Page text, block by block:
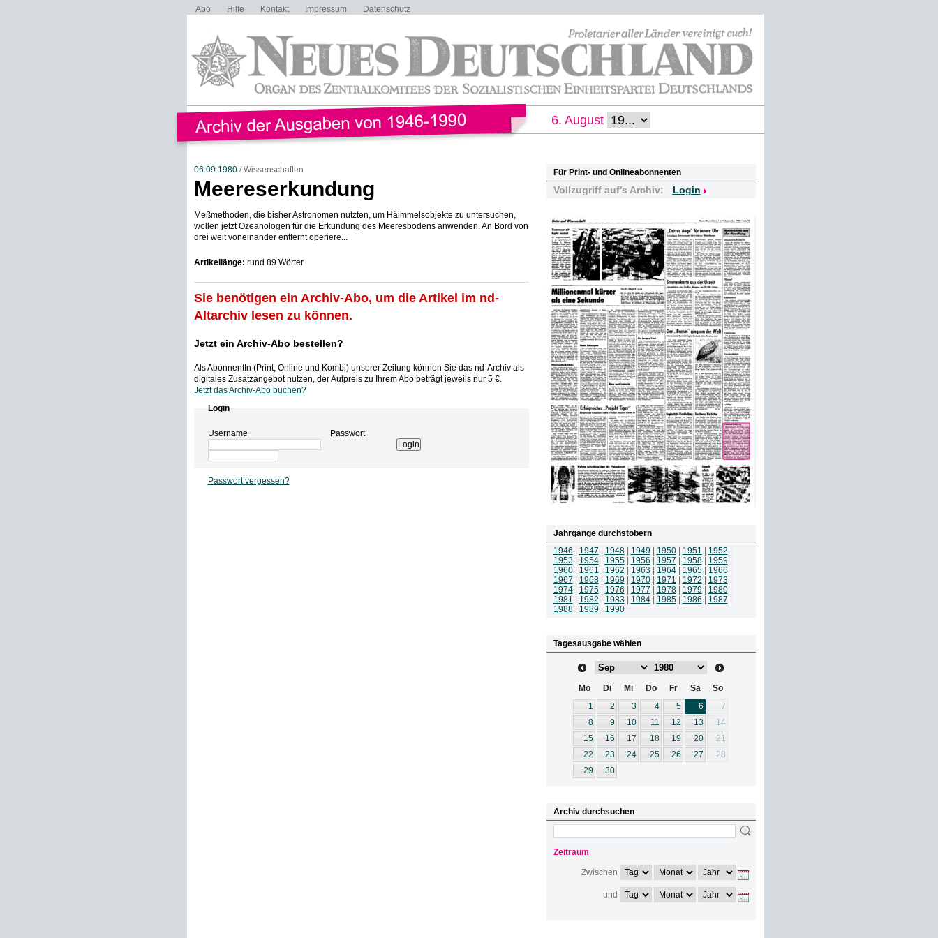
Abo Hilfe Kontakt Impressum Datenschutz
6. August
06.09.1980/ Wissenschaften
Meereserkundung
Meßmethoden, die bisher Astronomen nutzten, um Häimmelsobjekte zu untersuchen,
wollen jetzt Ozeanologen für die Erkundung des Meeresbodens anwenden. An Bord von
drei weit voneinander entfernt operiere...
Artikellänge: rund 89 Wörter
Sie benötigen ein Archiv-Abo, um die Artikel im nd-
Altarchiv lesen zu können.
Jetzt ein Archiv-Abo bestellen?
Als AbonnentIn (Print, Online und Kombi) unserer Zeitung können Sie das nd-Archiv als
digitales Zusatzangebot nutzen, der Aufpreis zu Ihrem Abo beträgt jeweils nur 5 €.
Jetzt das Archiv-Abo buchen?
Login
Username Passwort
Passwort vergessen?
Für Print- und Onlineabonnenten
Vollzugriff auf's Archiv: Login
Jahrgänge durchstöbern
1946
1947 1948| 1949 1950| 1951 1952
1953
1954| 1955| 1956 1957 1958| 1959
1960| 1961 1962 1963 1964| 1965| 1966
1967
1968| 1969 1970| 1971 1972 1973
1974| 1975| 1976 1977 1978| 1979 1980|
1981
1982 1983 1984| 1985| 1986 1987
1988| 1989 1990
Tagesausgabe wählen
Mo Di Mi Do Fr Sa
So
1
2 3 4 5 6
7
8
9 10 11 12 13
14
15
16 17 18 19 20
21
22
23 24 25 26 27
28
29
30
Archiv durchsuchen
Zeitraum
Zwischen
und